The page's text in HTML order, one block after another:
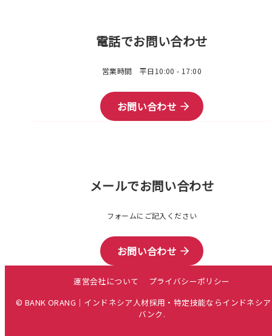
電話でお問い合わせ
営業時間 平日10:00 - 17:00
お問い合わせ
メールでお問い合わせ
フォームにご記入ください
お問い合わせ
運営会社について
プライバシーポリシー
© BANK ORANG｜インドネシア人材採用・特定技能ならインドネシ
バンク.